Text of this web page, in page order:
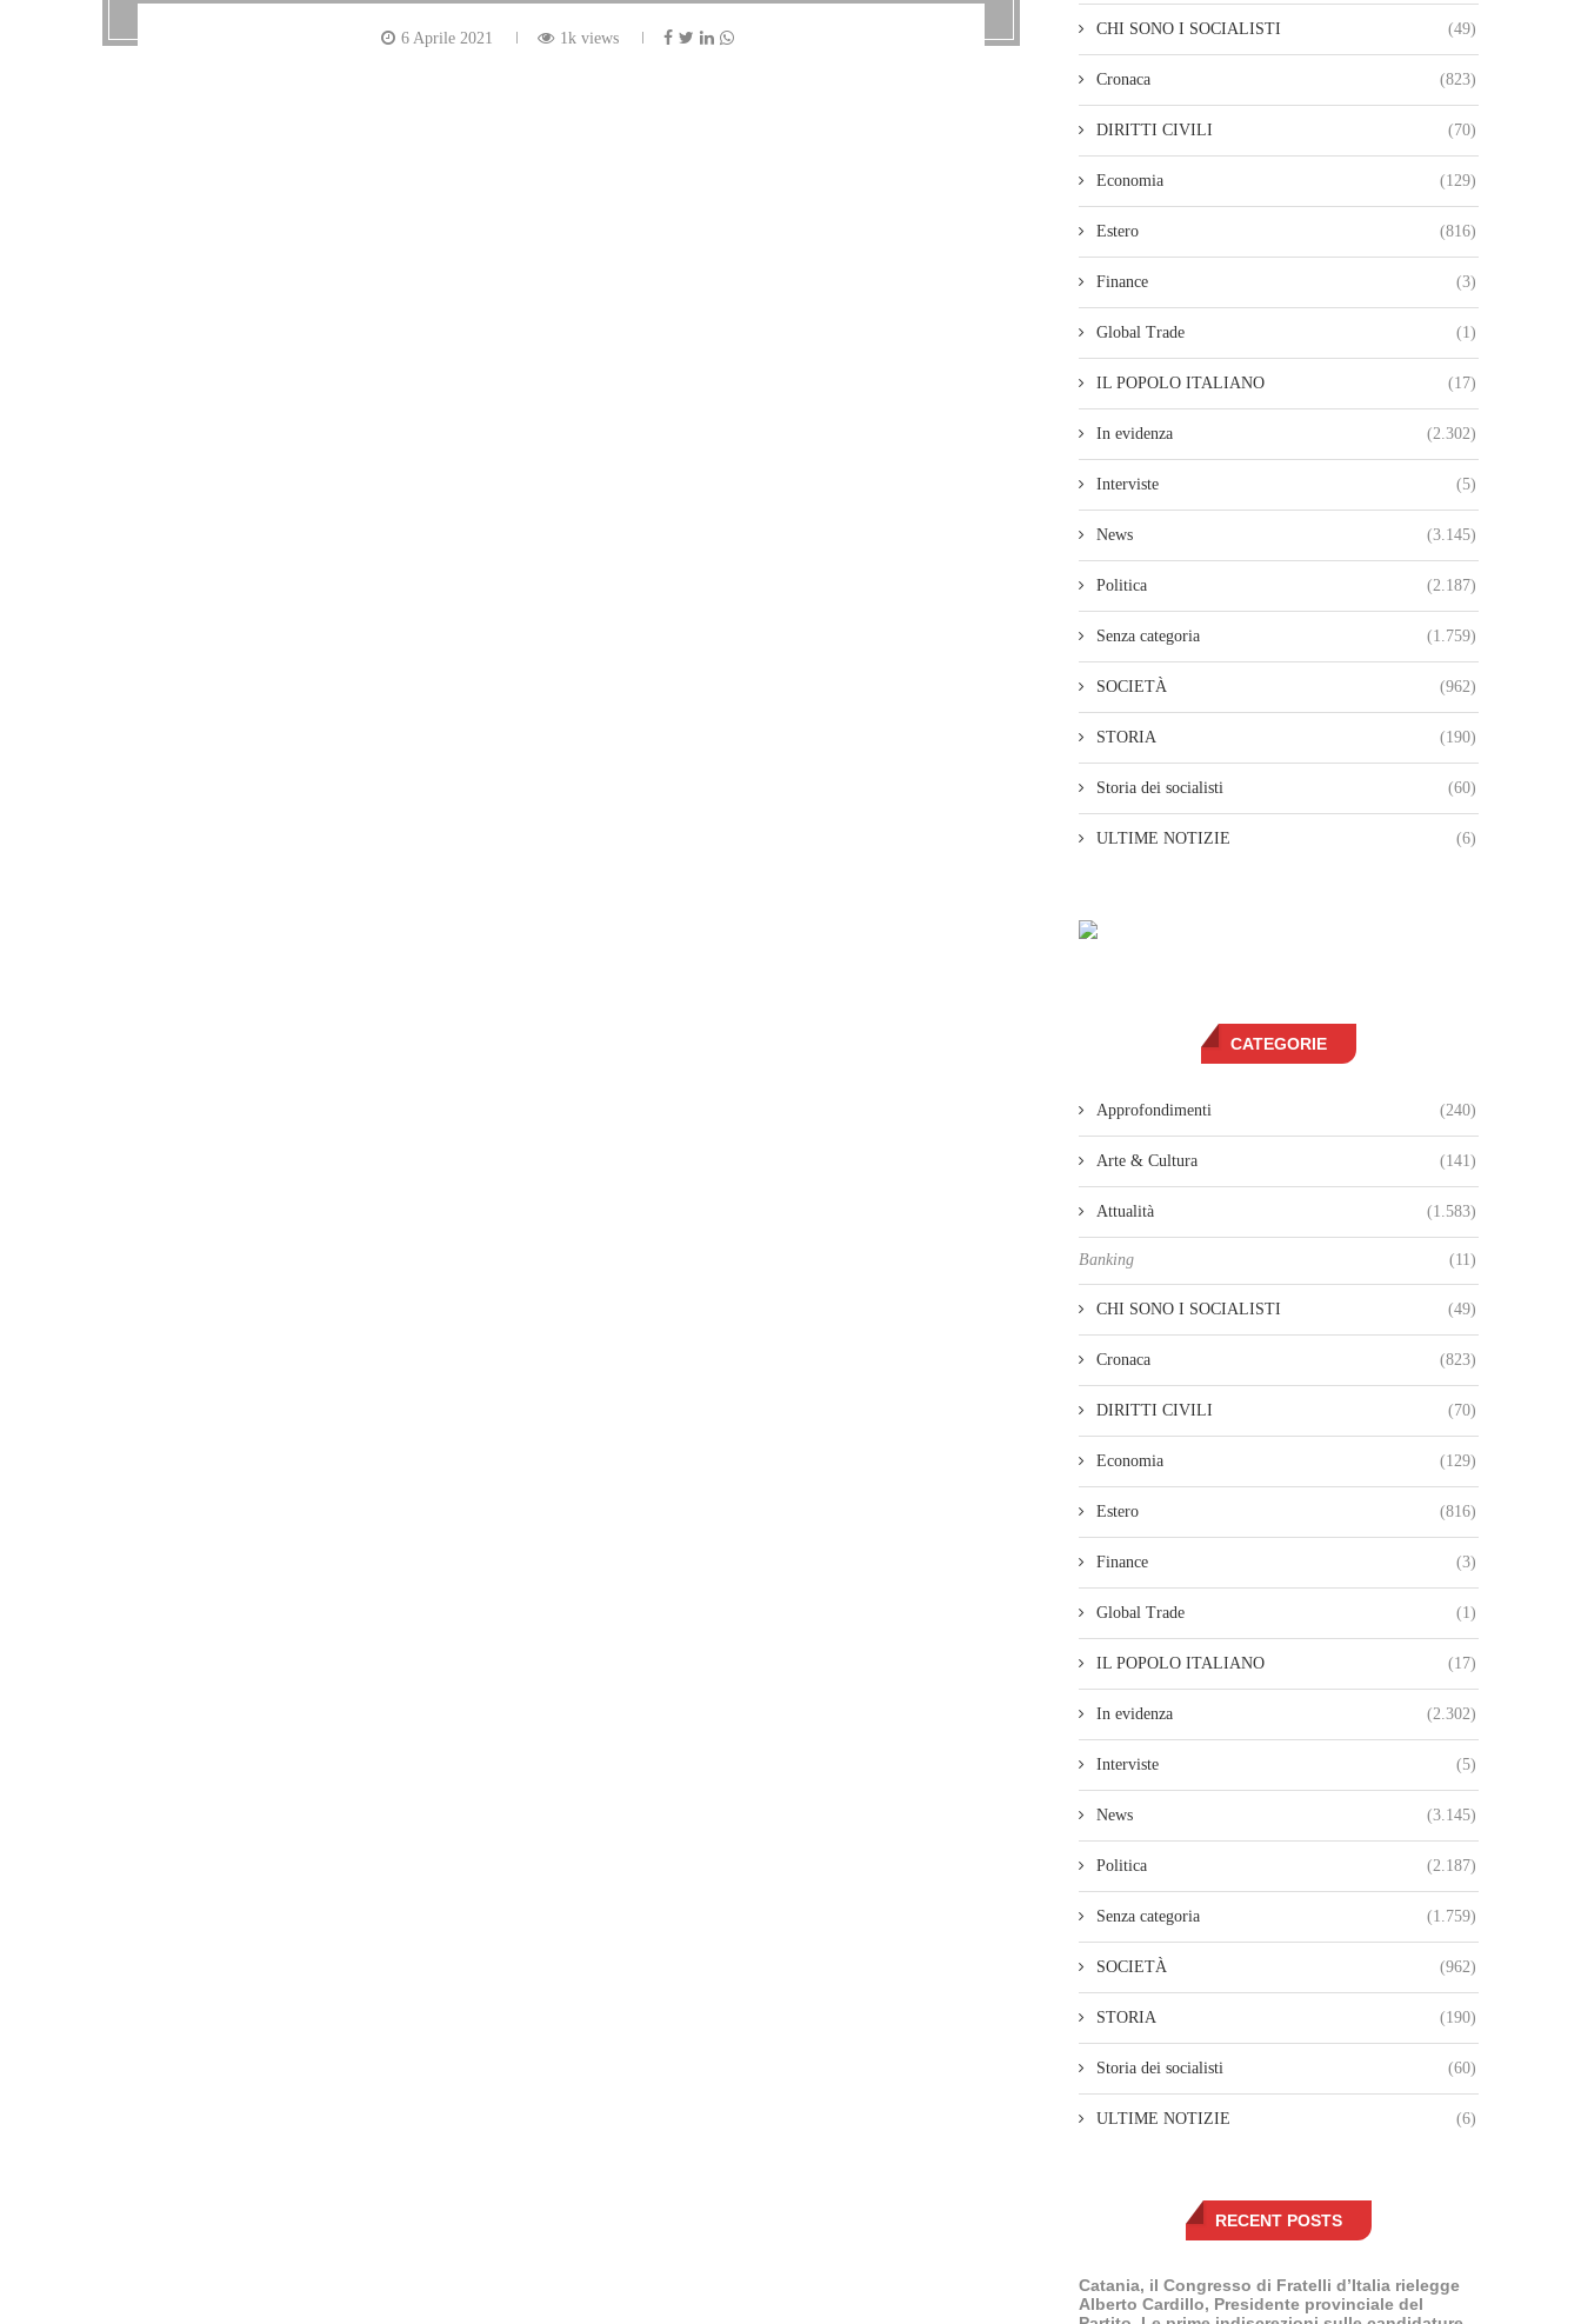
6 Aprile 2021 1k views
CHI SONO I SOCIALISTI (49)
Cronaca (823)
DIRITTI CIVILI (70)
Economia (129)
Estero (816)
Finance (3)
Global Trade (1)
IL POPOLO ITALIANO (17)
In evidenza (2.302)
Interviste (5)
News (3.145)
Politica (2.187)
Senza categoria (1.759)
SOCIETÀ (962)
STORIA (190)
Storia dei socialisti (60)
ULTIME NOTIZIE (6)
CATEGORIE
Approfondimenti (240)
Arte & Cultura (141)
Attualità (1.583)
Banking (11)
CHI SONO I SOCIALISTI (49)
Cronaca (823)
DIRITTI CIVILI (70)
Economia (129)
Estero (816)
Finance (3)
Global Trade (1)
IL POPOLO ITALIANO (17)
In evidenza (2.302)
Interviste (5)
News (3.145)
Politica (2.187)
Senza categoria (1.759)
SOCIETÀ (962)
STORIA (190)
Storia dei socialisti (60)
ULTIME NOTIZIE (6)
RECENT POSTS
Catania, il Congresso di Fratelli d’Italia rielegge
Alberto Cardillo, Presidente provinciale del